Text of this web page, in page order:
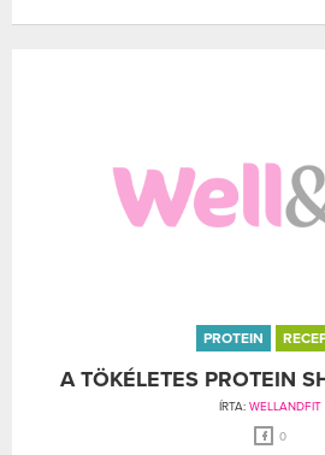
PROTEIN
A TÖKÉLETES PROTEIN
ÍRTA: WELLANDFIT
0